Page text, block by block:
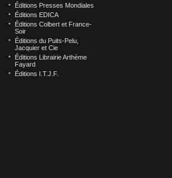
Éditions Presses Mondiales
Éditions EDICA
Éditions Colbert et France-
Soir
Éditions du Puits-Pelu,
Jacquier et Cie
Éditions Librairie Arthème
Fayard
Éditions I.T.J.F.